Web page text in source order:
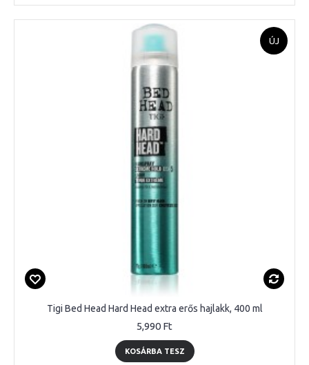
ÚJ
Tigi Bed Head Hard Head extra erős hajlakk, 400 ml
5,990 Ft
KOSÁRBA TESZ